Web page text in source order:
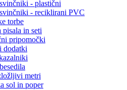
- plastični
- reciklirani PVC
torbe
in seti
pripomočki
dodatki
metri
sol in poper